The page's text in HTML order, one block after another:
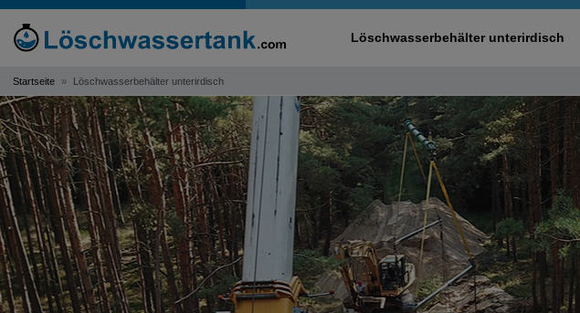
Löschwasserbehälter unterirdisch
Startseite Löschwasserbehälter unterirdisch